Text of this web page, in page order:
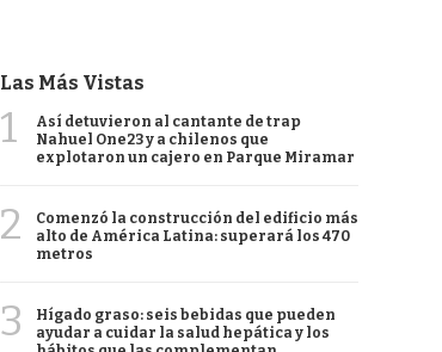
Las Más Vistas
1
Así detuvieron al cantante de trap
Nahuel One23 y a chilenos que
explotaron un cajero en Parque Miramar
2
Comenzó la construcción del edificio más
alto de América Latina: superará los 470
metros
3
Hígado graso: seis bebidas que pueden
ayudar a cuidar la salud hepática y los